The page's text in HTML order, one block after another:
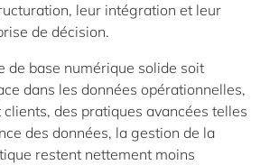
leur intégration et leur
de décision.
de base numérique solide soit
dans les données opérationnelles,
des pratiques avancées telles
des données, la gestion de la
restent nettement moins